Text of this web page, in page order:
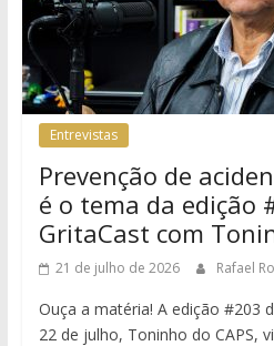
Entrevistas
Prevenção de
é o tema da edição
GritaCast com
21 de julho de 2026 Rafael
Ouça a matéria! A edição #203
22 de julho, Toninho do CAPS,